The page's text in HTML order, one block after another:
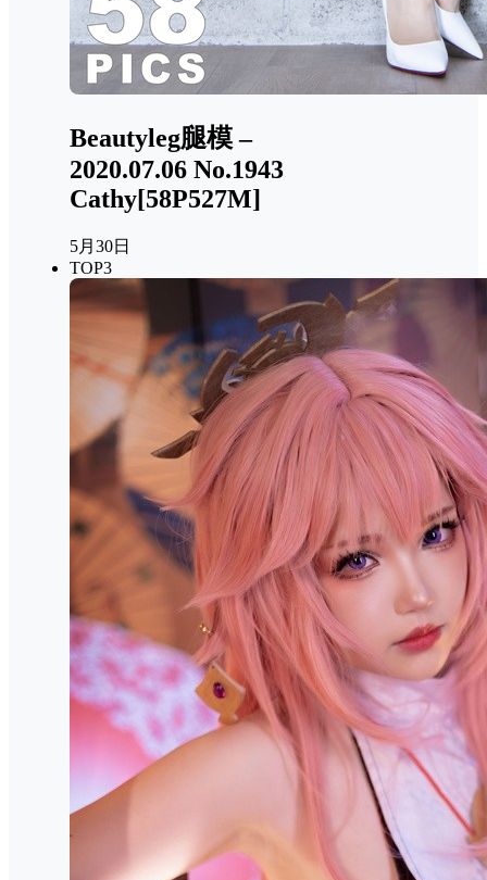
Beautyleg腿模 –
2020.07.06 No.1943
Cathy[58P527M]
5月30日
TOP3